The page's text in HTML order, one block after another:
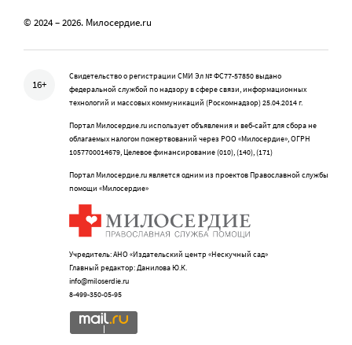
© 2024 – 2026. Милосердие.ru
16+
Свидетельство о регистрации СМИ Эл № ФС77-57850 выдано
федеральной службой по надзору в сфере связи, информационных
технологий и массовых коммуникаций (Роскомнадзор) 25.04.2014 г.
Портал Милосердие.ru использует объявления и веб-сайт для сбора не
облагаемых налогом пожертвований через РОО «Милосердие», ОГРН
1057700014679, Целевое финансирование (010), (140), (171)
Портал Милосердие.ru является одним из проектов Православной службы
помощи «Милосердие»
Учредитель: АНО «Издательский центр «Нескучный сад»
Главный редактор: Данилова Ю.К.
info@miloserdie.ru
8-499-350-05-95